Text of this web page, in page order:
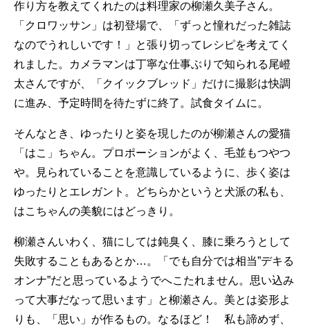
作り方を教えてくれたのは料理家の柳瀬久美子さん。
「クロワッサン」は初登場で、「ずっと憧れだった雑誌
なのでうれしいです！」と張り切ってレシピを考えてく
れました。カメラマンは丁寧な仕事ぶりで知られる尾嶝
太さんですが、「クイックブレッド」だけに撮影は快調
に進み、予定時間を待たずに終了。試食タイムに。
そんなとき、ゆったりと姿を現したのが柳瀬さんの愛猫
「はこ」ちゃん。プロポーションがよく、毛並もつやつ
や。見られていることを意識しているように、歩く姿は
ゆったりとエレガント。どちらかというと犬派の私も、
はこちゃんの美貌にはどっきり。
柳瀬さんいわく、猫にしては鈍臭く、膝に乗ろうとして
失敗することもあるとか…。「でも自分では相当”デキる
オンナ”だと思っているようでへこたれません。思い込み
って大事だなって思います」と柳瀬さん。美とは姿形よ
りも、「思い」が作るもの。なるほど！ 私も諦めず、